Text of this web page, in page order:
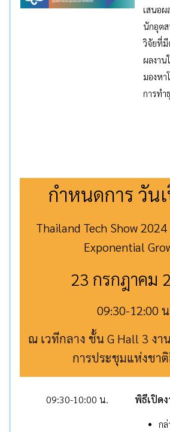
เสนอ
นักอุต
วิจัยที่
ผลงา
มองหา
การทำ
กำหนดการ วัน
Thailand Tech Show
Exponential
23 กรกฎาคม
09:30-12:00
ณ เวทีกลาง ชั้น G Hall 3 ง
การประชุมแห่งชา
09:30-10:00 น. พิธีเปิด
กล่